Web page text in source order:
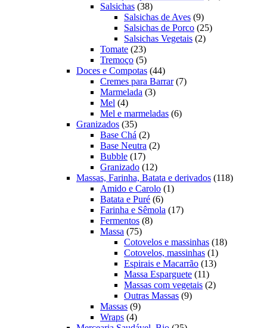
Salsichas 3838
produtos
Salsichas de Aves 99
produtos
Salsichas de Porco 2525
Salsichas Vegetais 22
Tomate 2323
produtos
Tremoço 55
produtos
Doces e Compotas 4444
produtos
Cremes para Barrar 77
Marmelada 33
Mel 44
produtos
Mel e marmeladas 66
Granizados 3535
produtos
Base Chá 22
produtos
Base Neutra 22
Bubble 1717
produtos
Granizado 1212
produtos
Massas, Farinha, Batata e derivados 118118
Amido e Carolo 11
Batata e Puré 66
produtos
Farinha e Sêmola 1717
Fermentos 88
Massa 7575
produtos
Cotovelos e massinhas 1818
Cotovelos, massinhas 11
produto
Espirais e Macarrão 1313
Massa Esparguete 1111
produtos
Massas com vegetais 22
Outras Massas 99
Massas 99
Wraps 44